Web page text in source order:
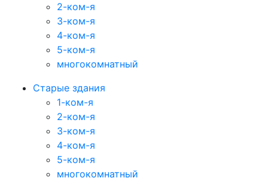
2-ком-я
3-ком-я
4-ком-я
5-ком-я
многокомнатный
Старые здания
1-ком-я
2-ком-я
3-ком-я
4-ком-я
5-ком-я
многокомнатный